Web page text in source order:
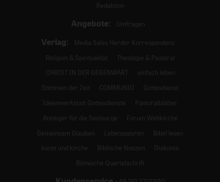
Redaktion
Angebote: Umfragen
Verlag:
Media Sales Herder Korrespondenz
Religion & Spiritualität
Theologie & Pastoral
CHRIST IN DER GEGENWART
einfach leben
Stimmen der Zeit
COMMUNIO
Gottesdienst
Ideenwerkstatt Gottesdienste
Pastoralblätter
Anzeiger für die Seelsorge
Forum Weltkirche
Gemeinsam Glauben
Lebensspuren
Bibel lesen
kunst und kirche
Biblische Notizen
Diakonia
Römische Quartalschrift